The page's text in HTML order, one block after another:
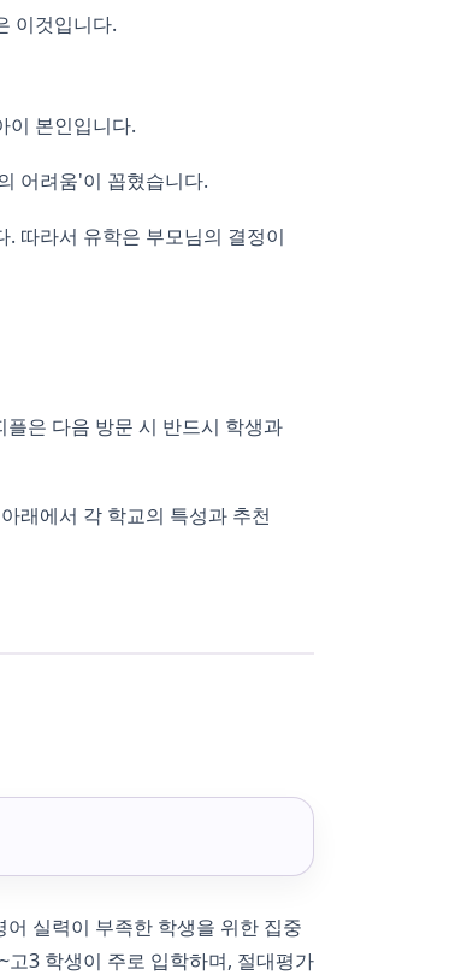
이것입니다.
이 본인입니다.
어려움'이 꼽혔습니다.
따라서 유학은 부모님의 결정이
플은 다음 방문 시 반드시 학생과
래에서 각 학교의 특성과 추천
실력이 부족한 학생을 위한 집중
3 학생이 주로 입학하며, 절대평가